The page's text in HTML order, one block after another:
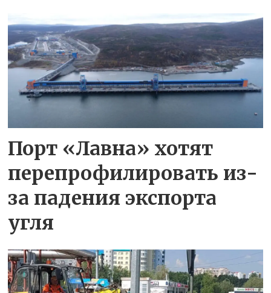
Порт «Лавна» хотят
перепрофилировать из-
за падения экспорта
угля